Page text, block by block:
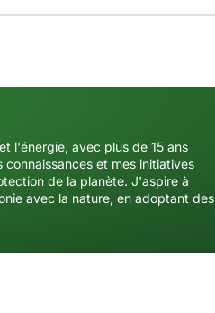
l'énergie, avec plus de 15 ans
et mes initiatives
de la planète. J'aspire à
avec la nature, en adoptant des